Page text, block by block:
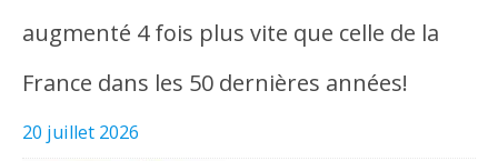
augmenté 4 fois plus vite que celle de la
France dans les 50 dernières années!
20 juillet 2026